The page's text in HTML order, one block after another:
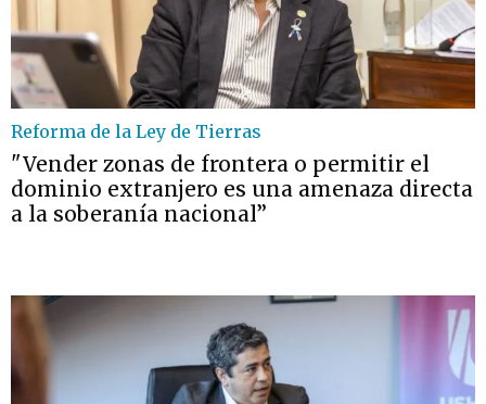
Reforma de la Ley de Tierras
"Vender zonas de frontera o permitir el
dominio extranjero es una amenaza directa
a la soberanía nacional”